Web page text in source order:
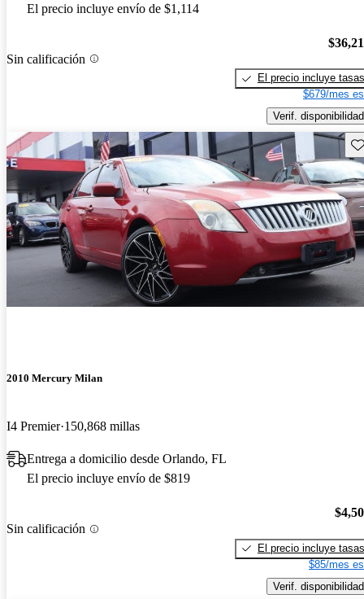
El precio incluye envío de $1,114
Sin calificación
El precio incluye tasas
$679/mes
Verif. disponibilidad
2010 Mercury Milan
I4 Premier 150,868 millas
Entrega a domicilio desde Orlando, FL
El precio incluye envío de $819
Sin calificación
El precio incluye tasas
$85/mes
Verif. disponibilidad